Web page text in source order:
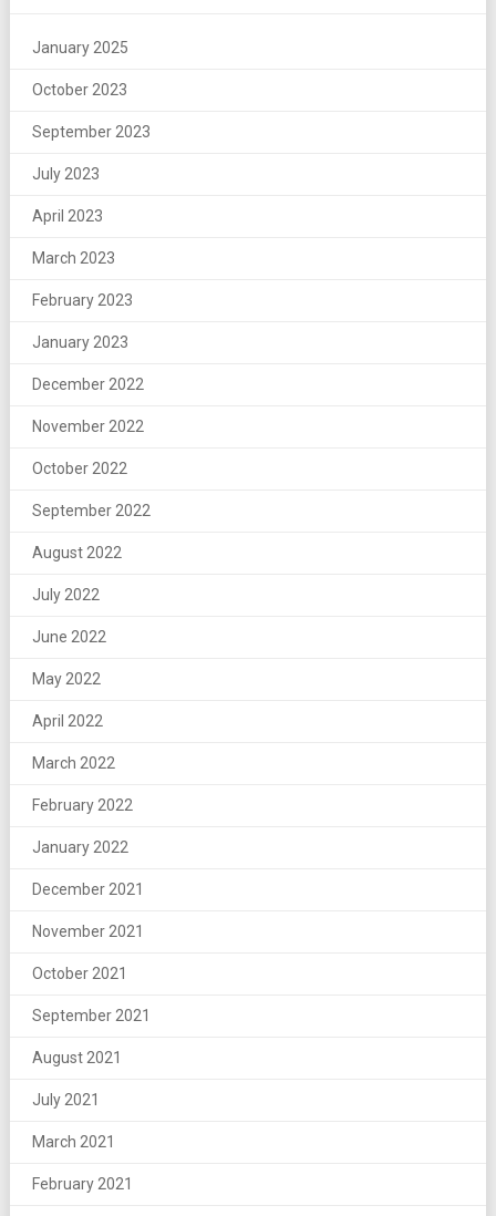
January 2025
October 2023
September 2023
July 2023
April 2023
March 2023
February 2023
January 2023
December 2022
November 2022
October 2022
September 2022
August 2022
July 2022
June 2022
May 2022
April 2022
March 2022
February 2022
January 2022
December 2021
November 2021
October 2021
September 2021
August 2021
July 2021
March 2021
February 2021